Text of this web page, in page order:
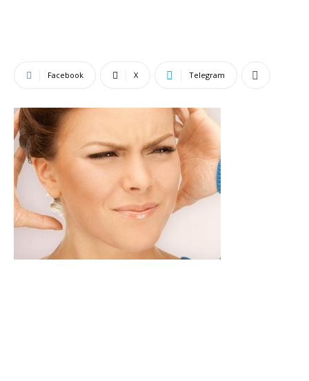
Facebook X Telegram